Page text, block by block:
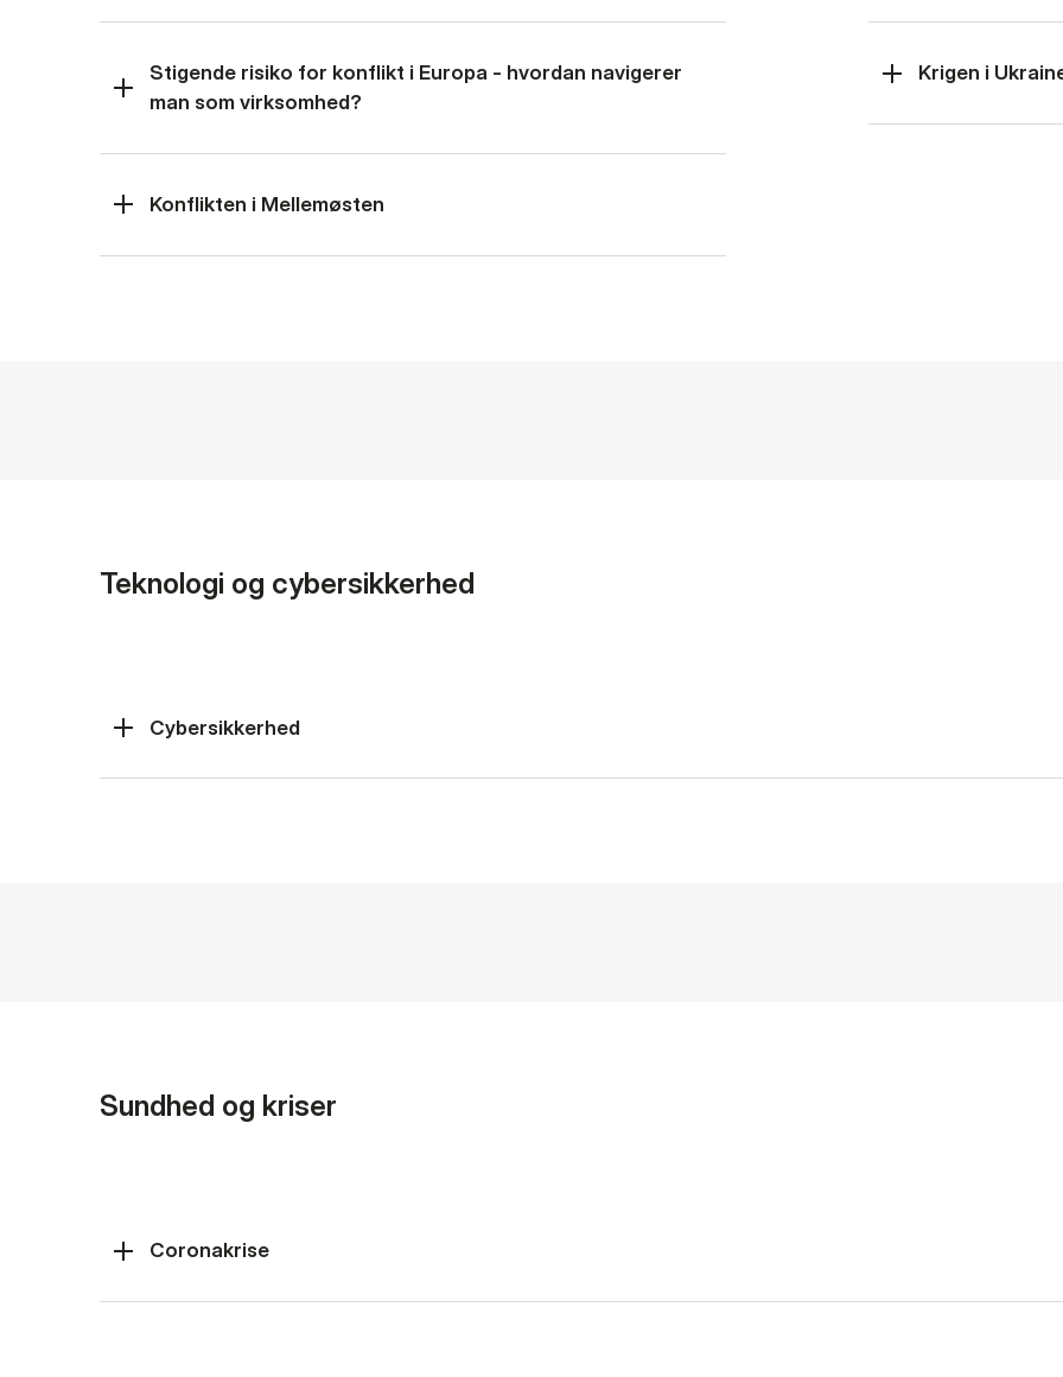
Stigende risiko for konflikt i Europa - hvordan navigerer
man som virksomhed?
Konflikten i Mellemøsten
Krigen i
Teknologi og cybersikkerhed
Cybersikkerhed
Sundhed og kriser
Coronakrise